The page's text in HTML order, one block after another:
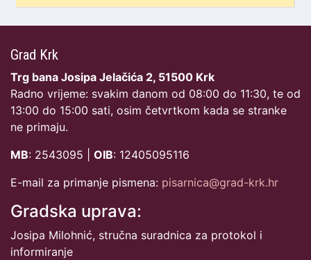
Grad Krk
Trg bana Josipa Jelačića 2, 51500 Krk
Radno vrijeme: svakim danom od 08:00 do 11:30, te od
13:00 do 15:00 sati, osim četvrtkom kada se stranke
ne primaju.
MB: 2543095 | OIB: 12405095116
E-mail za primanje pismena: pisarnica@grad-krk.hr
Gradska uprava:
Josipa Milohnić, stručna suradnica za protokol i
informiranje